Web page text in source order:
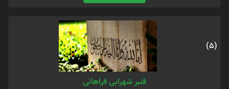
(5)
قنبر شهرابی فراهانی